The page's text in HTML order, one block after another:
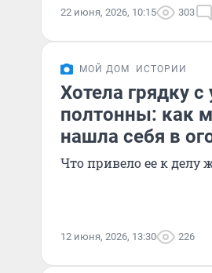
22 июня, 2026, 10:15 303
МОЙ ДОМ ИСТОРИИ
Хотела грядку
полтонны: как
нашла себя в
Что привело ее к делу
12 июня, 2026, 13:30 226